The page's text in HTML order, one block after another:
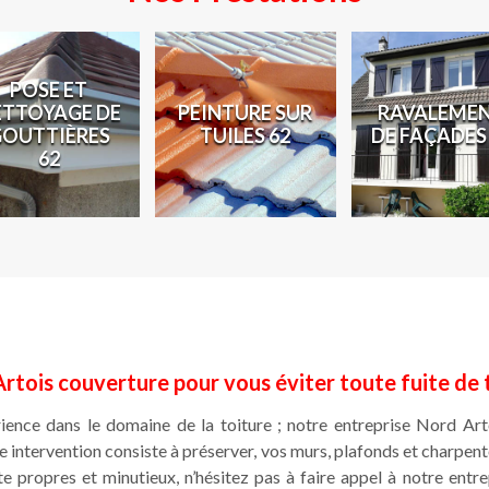
POSE ET
DE
62
PEINTURE SUR
TUILES 62
DE
couverture pour vous éviter toute fuite de
dans le domaine de la toiture ; notre entreprise Nord
consiste à préserver, vos murs, plafonds et
propres et minutieux, n’hésitez pas à faire appel à notre